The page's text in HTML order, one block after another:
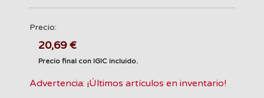
Precio:
20,69 €
Precio final con IGIC incluido.
Advertencia: ¡Últimos artículos en inventario!